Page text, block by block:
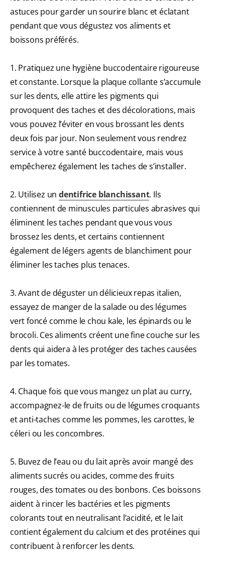
astuces pour garder un sourire blanc et éclatant
pendant que vous dégustez vos aliments et
boissons préférés.
1. Pratiquez une hygiène buccodentaire rigoureuse
et constante. Lorsque la plaque collante s’accumule
sur les dents, elle attire les pigments qui
provoquent des taches et des décolorations, mais
vous pouvez l’éviter en vous brossant les dents
deux fois par jour. Non seulement vous rendrez
service à votre santé buccodentaire, mais vous
empêcherez également les taches de s’installer.
2. Utilisez un dentifrice blanchissant. Ils
contiennent de minuscules particules abrasives qui
éliminent les taches pendant que vous vous
brossez les dents, et certains contiennent
également de légers agents de blanchiment pour
éliminer les taches plus tenaces.
3. Avant de déguster un délicieux repas italien,
essayez de manger de la salade ou des légumes
vert foncé comme le chou kale, les épinards ou le
brocoli. Ces aliments créent une fine couche sur les
dents qui aidera à les protéger des taches causées
par les tomates.
4. Chaque fois que vous mangez un plat au curry,
accompagnez-le de fruits ou de légumes croquants
et anti-taches comme les pommes, les carottes, le
céleri ou les concombres.
5. Buvez de l’eau ou du lait après avoir mangé des
aliments sucrés ou acides, comme des fruits
rouges, des tomates ou des bonbons. Ces boissons
aident à rincer les bactéries et les pigments
colorants tout en neutralisant l’acidité, et le lait
contient également du calcium et des protéines qui
contribuent à renforcer les dents.